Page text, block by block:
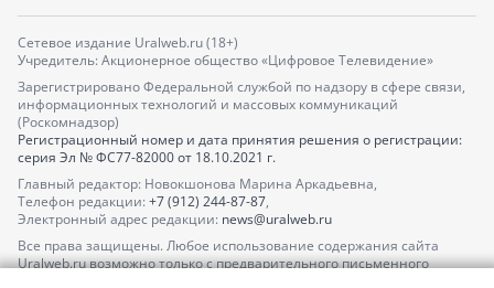
Сетевое издание Uralweb.ru (18+)
Учредитель: Акционерное общество «Цифровое Телевидение»
Зарегистрировано Федеральной службой по надзору в сфере связи,
информационных технологий и массовых коммуникаций
(Роскомнадзор)
Регистрационный номер и дата принятия решения о регистрации:
серия Эл № ФС77-82000от 18.10.2021 г.
Главный редактор: Новокшонова Марина Аркадьевна,
Телефон редакции: +7 (912) 244-87-87,
Электронный адрес редакции: news@uralweb.ru
Все права защищены. Любое использование содержания сайта
Uralweb.ru возможно только с предварительного письменного